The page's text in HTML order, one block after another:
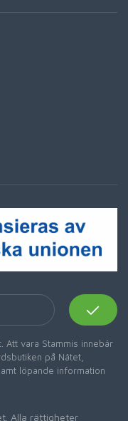
Att vara Stammis innebär
på Nätet,
löpande information
Alla rättigheter